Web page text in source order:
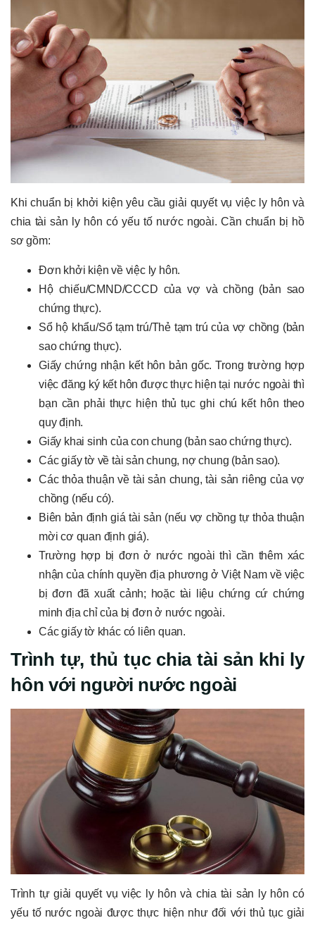
Khi chuẩn bị khởi kiện yêu cầu giải quyết vụ việc ly hôn và
chia tài sản ly hôn có yếu tố nước ngoài. Cần chuẩn bị hồ
sơ gồm:
Đơn khởi kiện về việc ly hôn.
Hộ chiếu/CMND/CCCD của vợ và chồng (bản sao
chứng thực).
Sổ hộ khẩu/Sổ tạm trú/Thẻ tạm trú của vợ chồng (bản
sao chứng thực).
Giấy chứng nhận kết hôn bản gốc. Trong trường hợp
việc đăng ký kết hôn được thực hiện tại nước ngoài thì
bạn cần phải thực hiện thủ tục ghi chú kết hôn theo
quy định.
Giấy khai sinh của con chung (bản sao chứng thực).
Các giấy tờ về tài sản chung, nợ chung (bản sao).
Các thỏa thuận về tài sản chung, tài sản riêng của vợ
chồng (nếu có).
Biên bản định giá tài sản (nếu vợ chồng tự thỏa thuận
mời cơ quan định giá).
Trường hợp bị đơn ở nước ngoài thì cần thêm xác
nhận của chính quyền địa phương ở Việt Nam về việc
bị đơn đã xuất cảnh; hoặc tài liệu chứng cứ chứng
minh địa chỉ của bị đơn ở nước ngoài.
Các giấy tờ khác có liên quan.
Trình tự, thủ tục chia tài sản khi ly
hôn với người nước ngoài
Trình tự giải quyết vụ việc ly hôn và chia tài sản ly hôn có
yếu tố nước ngoài được thực hiện như đối với thủ tục giải